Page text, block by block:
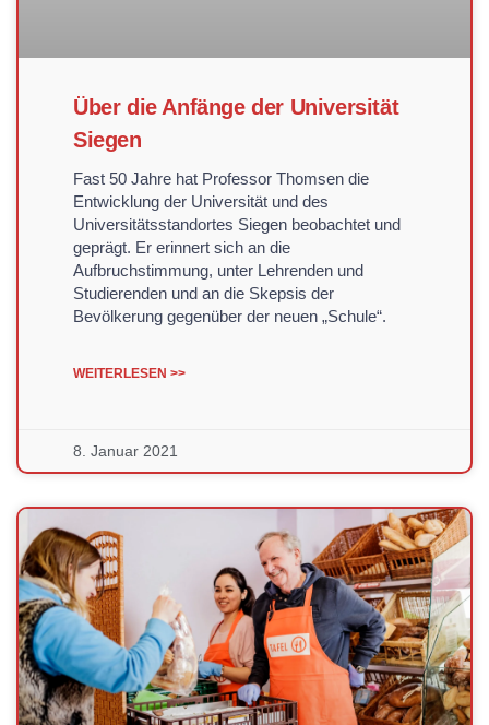
Über die Anfänge der Universität
Siegen
Fast 50 Jahre hat Professor Thomsen die
Entwicklung der Universität und des
Universitätsstandortes Siegen beobachtet und
geprägt. Er erinnert sich an die
Aufbruchstimmung, unter Lehrenden und
Studierenden und an die Skepsis der
Bevölkerung gegenüber der neuen „Schule“.
WEITERLESEN >>
8. Januar 2021